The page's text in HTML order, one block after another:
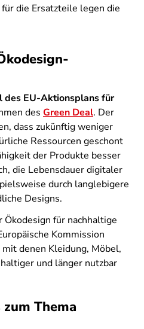
die Ersatzteile legen die
des EU-Aktionsplans für
des Green Deal. Der
dass zukünftig weniger
Ressourcen geschont
der Produkte besser
die Lebensdauer digitaler
durch langlebigere
Designs.
Ökodesign für nachhaltige
Kommission
denen Kleidung, Möbel,
und länger nutzbar
Thema